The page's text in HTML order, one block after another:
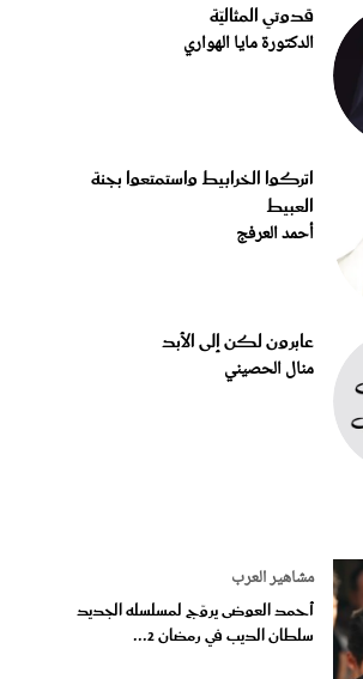
قدوتي المثاليّة
الدكتورة مايا الهواري
اتركوا الخرابيط واستمتعوا بجنة
العبيط
أحمد العرفج
عابرون لكن إلى الأبد
منال الحصيني
مشاهير العرب
أحمد العوضى يروّج لمسلسله الجديد
سلطان الديب في رمضان 2...